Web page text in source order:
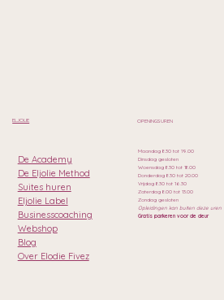
Maandag 8.30 tot 19.00
Dinsdag gesloten
Woensdag 8.30 tot 18.00
Donderdag 8.30 tot 20.00
Vrijdag 8.30 tot 16.30
Zaterdag 8.00 tot 13.00
Zondag gesloten
Opleidingen kan buiten deze uren
Gratis parkeren voor de deur
OPENINGSUREN
De Academy
De Eljolie Method
Suites huren
Eljolie Label
Businesscoaching
Webshop
Blog
Over Elodie Fivez
ELJOLIE